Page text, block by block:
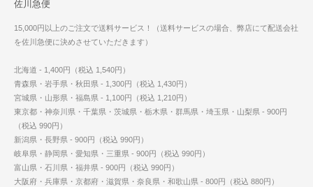
佐川急便
15,000円以上のご注文で送料サービス！（送料サービスの場合、弊店にて配送会社
を佐川急便に決めさせていただきます）
北海道 - 1,400円（税込 1,540円）
青森県・岩手県・秋田県 - 1,300円（税込 1,430円）
宮城県・山形県・福島県 - 1,100円（税込 1,210円）
東京都・神奈川県・千葉県・茨城県・栃木県・群馬県・埼玉県・山梨県 - 900円
（税込 990円）
新潟県・長野県 - 900円（税込 990円）
岐阜県・静岡県・愛知県・三重県 - 900円（税込 990円）
富山県・石川県・福井県 - 900円（税込 990円）
大阪府・兵庫県・京都府・滋賀県・奈良県・和歌山県 - 800円（税込 880円）